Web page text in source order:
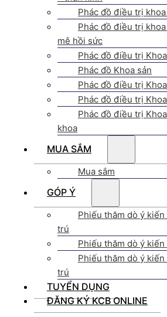
Phác đồ điều trị
Phác đồ điều trị
mê hồi sức
Phác đồ điều trị
Phác đồ Khoa sản
Phác đồ điều trị
Phác đồ điều trị
Phác đồ điều trị
khoa
MUA SẮM
Mua sắm
GÓP Ý
Phiếu thăm dò ý
trú
Phiếu thăm dò ý
Phiếu thăm dò ý
trú
TUYỂN DỤNG
ĐĂNG KÝ KCB ONLINE